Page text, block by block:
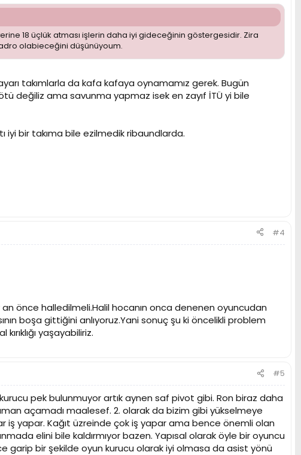
18 üçlük atması işlerin daha iyi gideceğinin göstergesidir. Zira
olabieceğini düşünüyoum.
takımlarla da kafa kafaya oynamamız gerek. Bugün
değiliz ama savunma yapmaz isek en zayıf İTÜ yi bile
bir takıma bile ezilmedik ribaundlarda.
#4
önce halledilmeli.Halil hocanın onca denenen oyuncudan
boşa gittiğini anlıyoruz.Yani sonuç şu ki öncelikli problem
yaşayabiliriz.
#5
pek bulunmuyor artık aynen saf pivot gibi. Ron biraz daha
açamadı maalesef. 2. olarak da bizim gibi yükselmeye
yapar. Kağıt üzreinde çok iş yapar ama bence önemli olan
elini bile kaldırmıyor bazen. Yapısal olarak öyle bir oyuncu
garip bir şekilde oyun kurucu olarak iyi olmasa da asist yönü